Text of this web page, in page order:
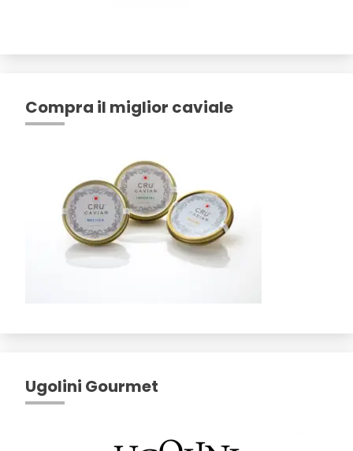
Compra il miglior caviale
Ugolini Gourmet